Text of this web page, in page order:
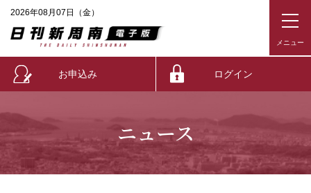
2026年08月07日（金）
お申込み ログイン
ニュース